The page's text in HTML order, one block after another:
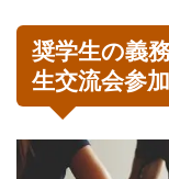
奨学生の義
生交流会参